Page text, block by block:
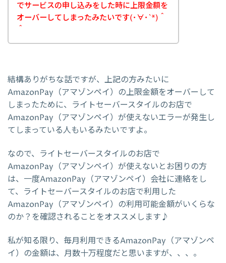
でサービスの申し込みをした時に上限金額を
オーバーしてしまったみたいです(･∀･`*)＾
結構ありがちな話ですが、上記の方みたいに
AmazonPay（アマゾンペイ）の上限金額をオーバーして
しまったために、ライトセーバースタイルのお店で
AmazonPay（アマゾンペイ）が使えないエラーが発生し
てしまっている人もいるみたいですよ。
なので、ライトセーバースタイルのお店で
AmazonPay（アマゾンペイ）が使えないとお困りの方
は、一度AmazonPay（アマゾンペイ）会社に連絡をし
て、ライトセーバースタイルのお店で利用した
AmazonPay（アマゾンペイ）の利用可能金額がいくらな
のか？を確認されることをオススメします♪
私が知る限り、毎月利用できるAmazonPay（アマゾンペ
イ）の金額は、月数十万程度だと思いますが、、、。